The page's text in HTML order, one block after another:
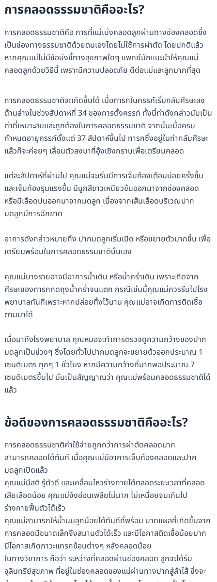
การคลอดธรรมชาติคืออะไร?
การคลอดธรรมชาติคือ การที่แม่เบ่งคลอดลูกผ่านทางช่องคลอดซึ่ง
เป็นช่องทางธรรมชาติด้วยตนเองโดยไม่ใช้การผ่าตัด โดยปกติแล้ว
หากคุณแม่ไม่มีข้อบ่งชี้ทางสุขภาพใดๆ แพทย์มักแนะนำให้คุณแม่
คลอดลูกด้วยวิธีนี้ เพราะมีความปลอดภัย ดีต่อแม่และลูกมากที่สุด
การคลอดธรรมชาติจะเกิดขึ้นได้ เมื่อทารกในครรภ์เริ่มกลับศีรษะลง
ด้านล่างในช่วงสัปดาห์ที่ 34 ของการตั้งครรภ์ ทั้งนี้ท่าดังกล่าวนับเป็น
ท่าที่เหมาะสมและถูกต้องในการคลอดธรรมชาติ จากนั้นเมื่อครบ
กำหนดอายุครรภ์ตั้งแต่ 37 สัปดาห์ขึ้นไป ทารกซึ่งอยู่ในท่ากลับศีรษะ
แล้วก็จะค่อยๆ เลื่อนตัวลงมาที่อุ้งเชิงกรานเพื่อเตรียมคลอด
แต่ละสัปดาห์ที่ผ่านไป คุณแม่จะเริ่มมีการเจ็บท้องเตือนบ่อยครั้งขึ้น
และเจ็บท้องรุนแรงขึ้น มีมูกสีขาวเหนียวข้นออกมาจากช่องคลอด
หรือมีเลือดปนออกมาจากมดลูก เนื่องจากเส้นเลือดบริเวณปาก
มดลูกมีการฉีกขาด
อาการดังกล่าวหมายถึง ปากมดลูกเริ่มเปิด หรือขยายตัวมากขึ้น เพื่อ
เตรียมพร้อมในการคลอดธรรมชาตินั่นเอง
คุณแม่บางรายอาจมีอาการน้ำเดิน หรือน้ำคร่ำเดิน เพราะเกิดจาก
ศีรษะของทารกกดถุงน้ำคร่ำจนแตก กรณีเช่นนี้คุณแม่ควรรีบไปโรง
พยาบาลทันทีเพราะหากปล่อยทิ้งไว้นาน คุณแม่อาจเกิดการติดเชื้อ
ตามมาได้
เมื่อมาถึงโรงพยาบาล คุณหมอจะทำการตรวจดูความกว้างของปาก
มดลูกเป็นช่วงๆ ซึ่งโดยทั่วไปปากมดลูกจะขยายต้วออกประมาณ 1
เซนติเมตร ทุกๆ 1 ชั่วโมง หากมีความกว้างที่มากพอประมาณ 7
เซนติเมตรขึ้นไป นั่นเป็นสัญญาณว่า คุณแม่พร้อมคลอดธรรมชาติได้
แล้ว
ข้อดีของการคลอดธรรมชาติคืออะไร?
การคลอดธรรมชาติค่าใช้จ่ายถูกกว่าการผ่าตัดคลอดมาก
สามารถคลอดได้ทันที เมื่อคุณแม่มีอาการเจ็บท้องคลอดและปาก
มดลูกเปิดแล้ว
คุณแม่มีสติ รู้ตัวดี และเคลื่อนไหวร่างกายได้ตลอดระยะเวลาที่คลอด
เสียเลือดน้อย คุณแม่จึงอ่อนเพลียไม่มาก ไม่เหนื่อยจนเกินไป
ร่างกายฟื้นตัวได้เร็ว
คุณแม่สามารถให้น้ำนมลูกน้อยได้ทันทีที่พร้อม บาดแผลที่เกิดขึ้นจาก
การคลอดมีขนาดเล็กจึงสมานตัวได้เร็ว และมีโอกาสติดเชื้อน้อยมาก
มีโอกาสเกิดภาวะแทรกซ้อนต่างๆ หลังคลอดน้อย
ในทางวิชาการ ถือว่า ระหว่างที่คลอดผ่านช่องคลอด ลูกจะได้รับ
จุลินทรีย์สุขภาพ ที่อยู่ในช่องคลอดของแม่ผ่านทางปากสู่ลำไส้ ซึ่งจะ